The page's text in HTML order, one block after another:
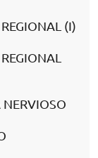
(I)
NERVIOSO